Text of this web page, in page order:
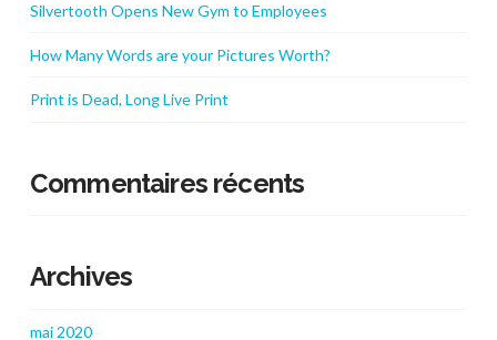
Silvertooth Opens New Gym to Employees
How Many Words are your Pictures Worth?
Print is Dead, Long Live Print
Commentaires récents
Archives
mai 2020